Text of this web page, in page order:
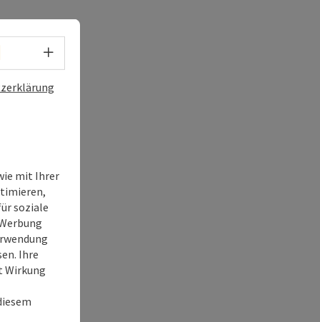
Sprachwahl - Menü öffnen
mit Ihrer
soziale
Ihre
Wirkung